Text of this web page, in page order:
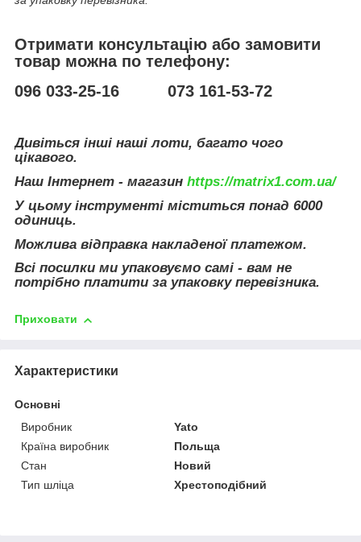
Отримати консультацію або замовити
товар можна по телефону:
096 033-25-16 073 161-53-72
Дивіться інші наші лоти, багато чого
цікавого.
Наш Інтернет - магазин https://matrix1.com.ua/
У цьому інструменті міститься понад 6000
одиниць.
Можлива відправка накладеної платежом.
Всі посилки ми упаковуємо самі - вам не
потрібно платити за упаковку перевізника.
Приховати
Характеристики
Основні
Виробник
Yato
Країна виробник
Польща
Стан
Новий
Тип шліца
Хрестоподібний